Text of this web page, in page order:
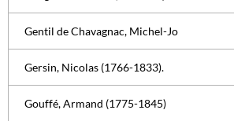
Gentil de Chavagnac, Michel-Jo
Gersin, Nicolas (1766-1833).
Gouffé, Armand (1775-1845)